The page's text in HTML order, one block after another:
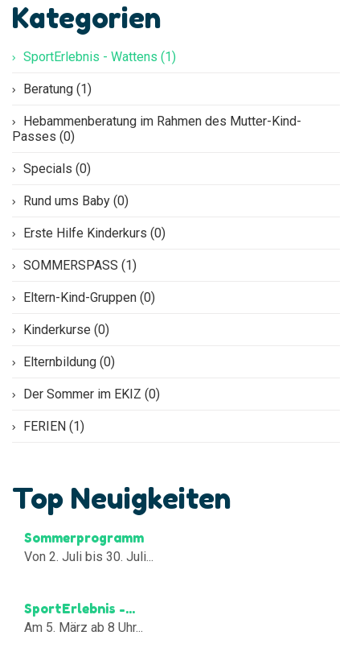
Kategorien
SportErlebnis - Wattens (1)
Beratung (1)
Hebammenberatung im Rahmen des Mutter-Kind-
Passes (0)
Specials (0)
Rund ums Baby (0)
Erste Hilfe Kinderkurs (0)
SOMMERSPASS (1)
Eltern-Kind-Gruppen (0)
Kinderkurse (0)
Elternbildung (0)
Der Sommer im EKIZ (0)
FERIEN (1)
Top Neuigkeiten
Sommerprogramm
Von 2. Juli bis 30. Juli...
SportErlebnis -...
Am 5. März ab 8 Uhr...